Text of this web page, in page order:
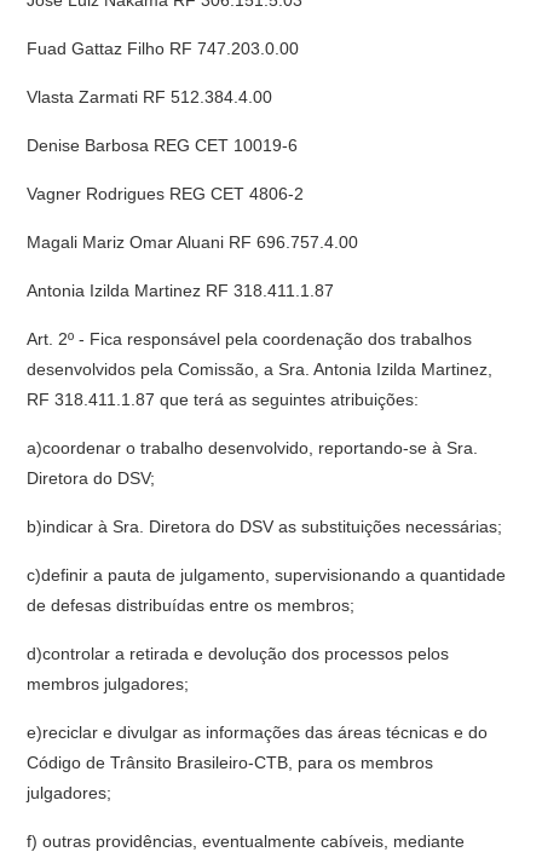
Fuad Gattaz Filho RF 747.203.0.00
Vlasta Zarmati RF 512.384.4.00
Denise Barbosa REG CET 10019-6
Vagner Rodrigues REG CET 4806-2
Magali Mariz Omar Aluani RF 696.757.4.00
Antonia Izilda Martinez RF 318.411.1.87
Art. 2º - Fica responsável pela coordenação dos trabalhos
desenvolvidos pela Comissão, a Sra. Antonia Izilda Martinez,
RF 318.411.1.87 que terá as seguintes atribuições:
a)coordenar o trabalho desenvolvido, reportando-se à Sra.
Diretora do DSV;
b)indicar à Sra. Diretora do DSV as substituições necessárias;
c)definir a pauta de julgamento, supervisionando a quantidade
de defesas distribuídas entre os membros;
d)controlar a retirada e devolução dos processos pelos
membros julgadores;
e)reciclar e divulgar as informações das áreas técnicas e do
Código de Trânsito Brasileiro-CTB, para os membros
julgadores;
f) outras providências, eventualmente cabíveis, mediante